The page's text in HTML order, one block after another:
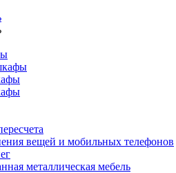
вещей и мобильных телефонов
металлическая мебель